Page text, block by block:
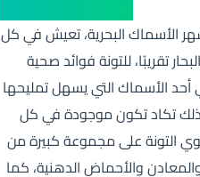
الأسماك البحرية، تعيش في كل
تقريبًا، للتونة فوائد صحية
الأسماك التي يسهل تمليحها
تكاد تكون موجودة في كل
التونة على مجموعة كبيرة من
والمعادن والأحماض الدهنية، كما